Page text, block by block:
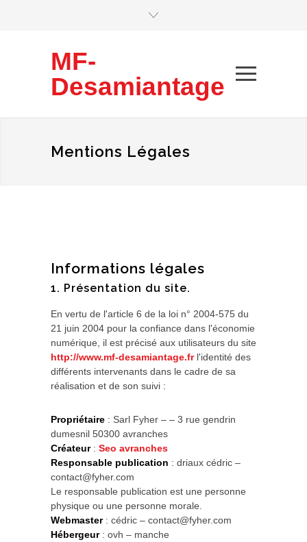
MF-
Desamiantage
Mentions Légales
Informations légales
1. Présentation du site.
En vertu de l'article 6 de la loi n° 2004-575 du
21 juin 2004 pour la confiance dans l'économie
numérique, il est précisé aux utilisateurs du site
http://www.mf-desamiantage.frl'identité des
différents intervenants dans le cadre de sa
réalisation et de son suivi :
Propriétaire : Sarl Fyher – – 3 rue gendrin
dumesnil 50300 avranches
Créateur: Seo avranches
Responsable publication : driaux cédric –
contact@fyher.com
Le responsable publication est une personne
physique ou une personne morale.
Webmaster: cédric – contact@fyher.com
Hébergeur: ovh – manche